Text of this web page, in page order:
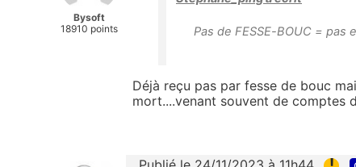
Bysoft
18910 points
Pas de FESSE-BOUC = pas
Déjà reçu pas par fesse de bouc
mort....venant souvent de comptes